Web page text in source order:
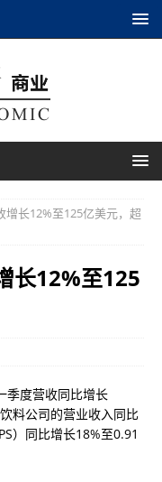
长12%至125亿美元，超
长12%至125
季度营收同比增长
料公司的营业收入同比
）同比增长18%至0.91